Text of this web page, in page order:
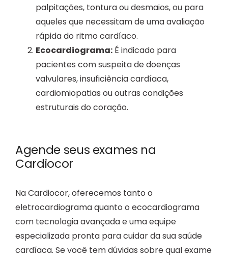
palpitações, tontura ou desmaios, ou para
aqueles que necessitam de uma avaliação
rápida do ritmo cardíaco.
Ecocardiograma:É indicado para
pacientes com suspeita de doenças
valvulares, insuficiência cardíaca,
cardiomiopatias ou outras condições
estruturais do coração.
Agende seus exames na
Cardiocor
Na Cardiocor, oferecemos tanto o
eletrocardiograma quanto o ecocardiograma
com tecnologia avançada e uma equipe
especializada pronta para cuidar da sua saúde
cardíaca. Se você tem dúvidas sobre qual exame